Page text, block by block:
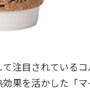
注目されているコ
果を活かした「